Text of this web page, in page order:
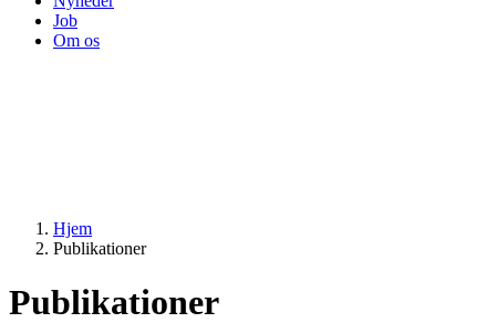
Job
Om os
Hjem
Publikationer
Publikationer